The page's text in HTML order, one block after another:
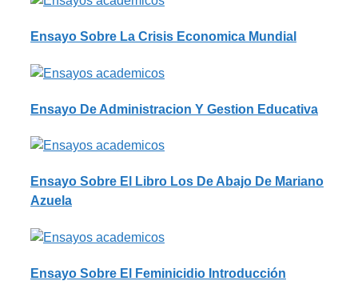
Ensayo Sobre La Crisis Economica Mundial
Ensayo De Administracion Y Gestion Educativa
Ensayo Sobre El Libro Los De Abajo De Mariano
Azuela
Ensayo Sobre El Feminicidio Introducción